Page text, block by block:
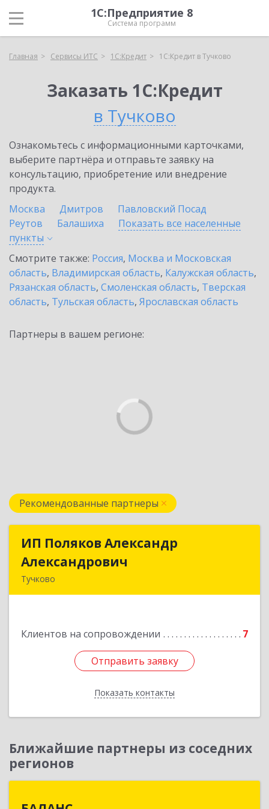
1С:Предприятие 8
Система программ
Главная Сервисы ИТС 1С:Кредит 1С:Кредит в Тучково
Заказать 1С:Кредит
в Тучково
Ознакомьтесь с информационными карточками,
выберите партнёра и отправьте заявку на
консультацию, приобретение или внедрение
продукта.
Москва
Дмитров
Павловский Посад
Реутов
Балашиха
Показать все населенные
пункты
Смотрите также: Россия, Москва и Московская
область, Владимирская область, Калужская область,
Рязанская область, Смоленская область, Тверская
область, Тульская область, Ярославская область
Партнеры в вашем регионе:
Рекомендованные партнеры
ИП Поляков Александр
Александрович
Тучково
Клиентов на сопровождении 7
Отправить заявку
Показать контакты
ИП Поляков Александр
Подробнее
Отправить заявку
Назад
Ближайшие партнеры из соседних
регионов